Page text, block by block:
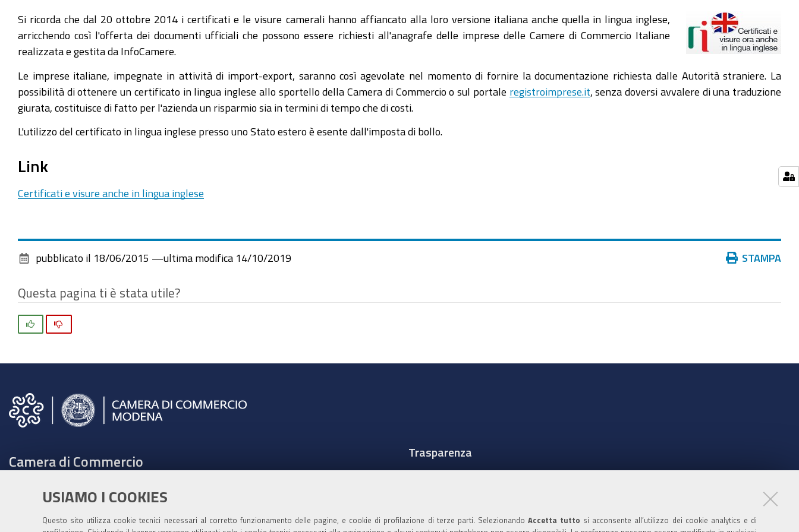
USIAMO I COOKIES
Questo sito utilizza cookie tecnici necessari al corretto funzionamento delle pagine, e cookie di profilazione di terze parti. SelezionandoAccetta tutto si acconsente all’utilizzo dei cookie analytics e di
Si ricorda che dal 20 ottobre 2014 i certificati e le visure camerali hanno affiancato alla loro versione italiana anche quella in lingua inglese,
arricchendo così l'offerta dei documenti ufficiali che possono essere richiesti all'anagrafe delle imprese delle Camere di Commercio Italiane
realizzata e gestita da InfoCamere.
Le imprese italiane, impegnate in attività di import-export, saranno così agevolate nel momento di fornire la documentazione richiesta dalle Autorità straniere. La
possibilità di ottenere un certificato in lingua inglese allo sportello della Camera di Commercio o sul portale registroimprese.it , senza doversi avvalere di una traduzione
giurata, costituisce di fatto per l'azienda un risparmio sia in termini di tempo che di costi.
L'utilizzo del certificato in lingua inglese presso uno Stato estero è esente dall'imposta di bollo.
Link
Certificati e visure anche in lingua inglese
Azioni STAMPA
pubblicato il 18/06/2015 —ultima modifica 14/10/2019
Questa pagina ti è stata utile?
Camera di Commercio
Tel. 059208111 -URP
Contabilità speciale Banca d'Italia:
Trasparenza
Pubblicità Legale